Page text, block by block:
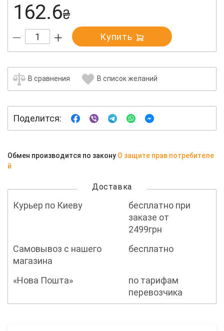
162.6₴
Купить
В сравнения В список желаний
Поделится:
Обмен производится по закону О защите прав потребителе
й
Доставка
Курьер по Киеву
бесплатно при
заказе от
2499грн
Самовывоз с нашего
магазина
бесплатно
«Нова Пошта»
по тарифам
перевозчика